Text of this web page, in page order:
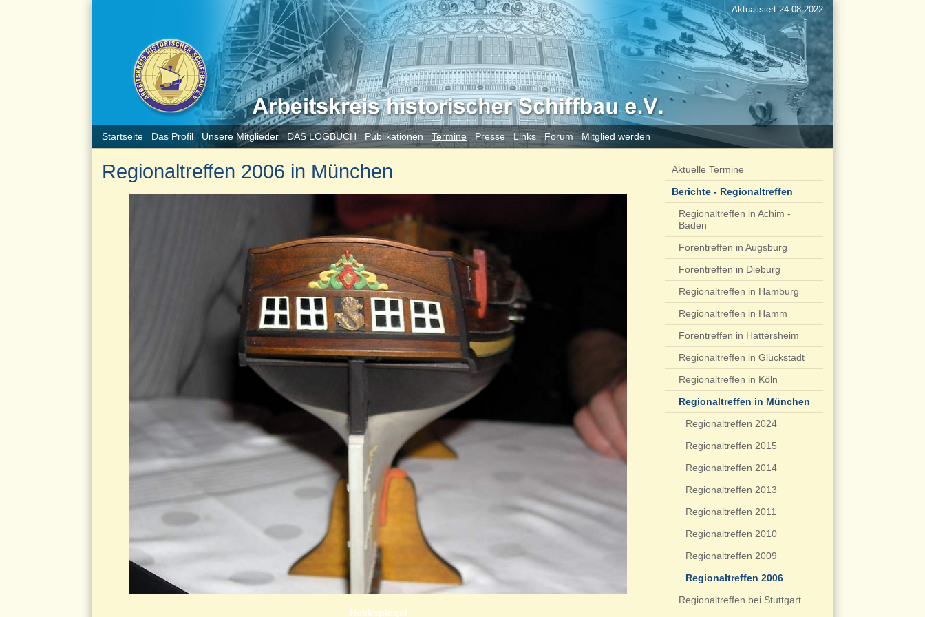
Startseite Das Profil Unsere Mitglieder DAS LOGBUCH Publikationen Termine Presse Links Forum Mitglied werden
Aktualisiert 24.08.2022
Regionaltreffen 2006 in München
Heckspiegel
Aktuelle Termine
Berichte - Regionaltreffen
Regionaltreffen in Achim -
Baden
Forentreffen in Augsburg
Forentreffen in Dieburg
Regionaltreffen in Hamburg
Regionaltreffen in Hamm
Forentreffen in Hattersheim
Regionaltreffen in Glückstadt
Regionaltreffen in Köln
Regionaltreffen in München
Regionaltreffen 2024
Regionaltreffen 2015
Regionaltreffen 2014
Regionaltreffen 2013
Regionaltreffen 2011
Regionaltreffen 2010
Regionaltreffen 2009
Regionaltreffen 2006
Regionaltreffen bei Stuttgart